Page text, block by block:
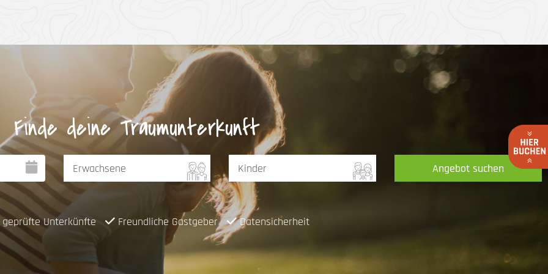
Finde deine Traumunterkunft
Angebot suchen
Unterkünfte Freundliche Gastgeber Datensicherheit